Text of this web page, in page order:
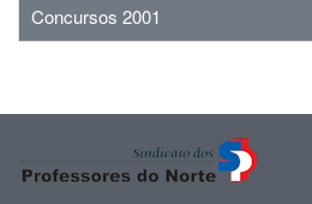
Concursos 2001